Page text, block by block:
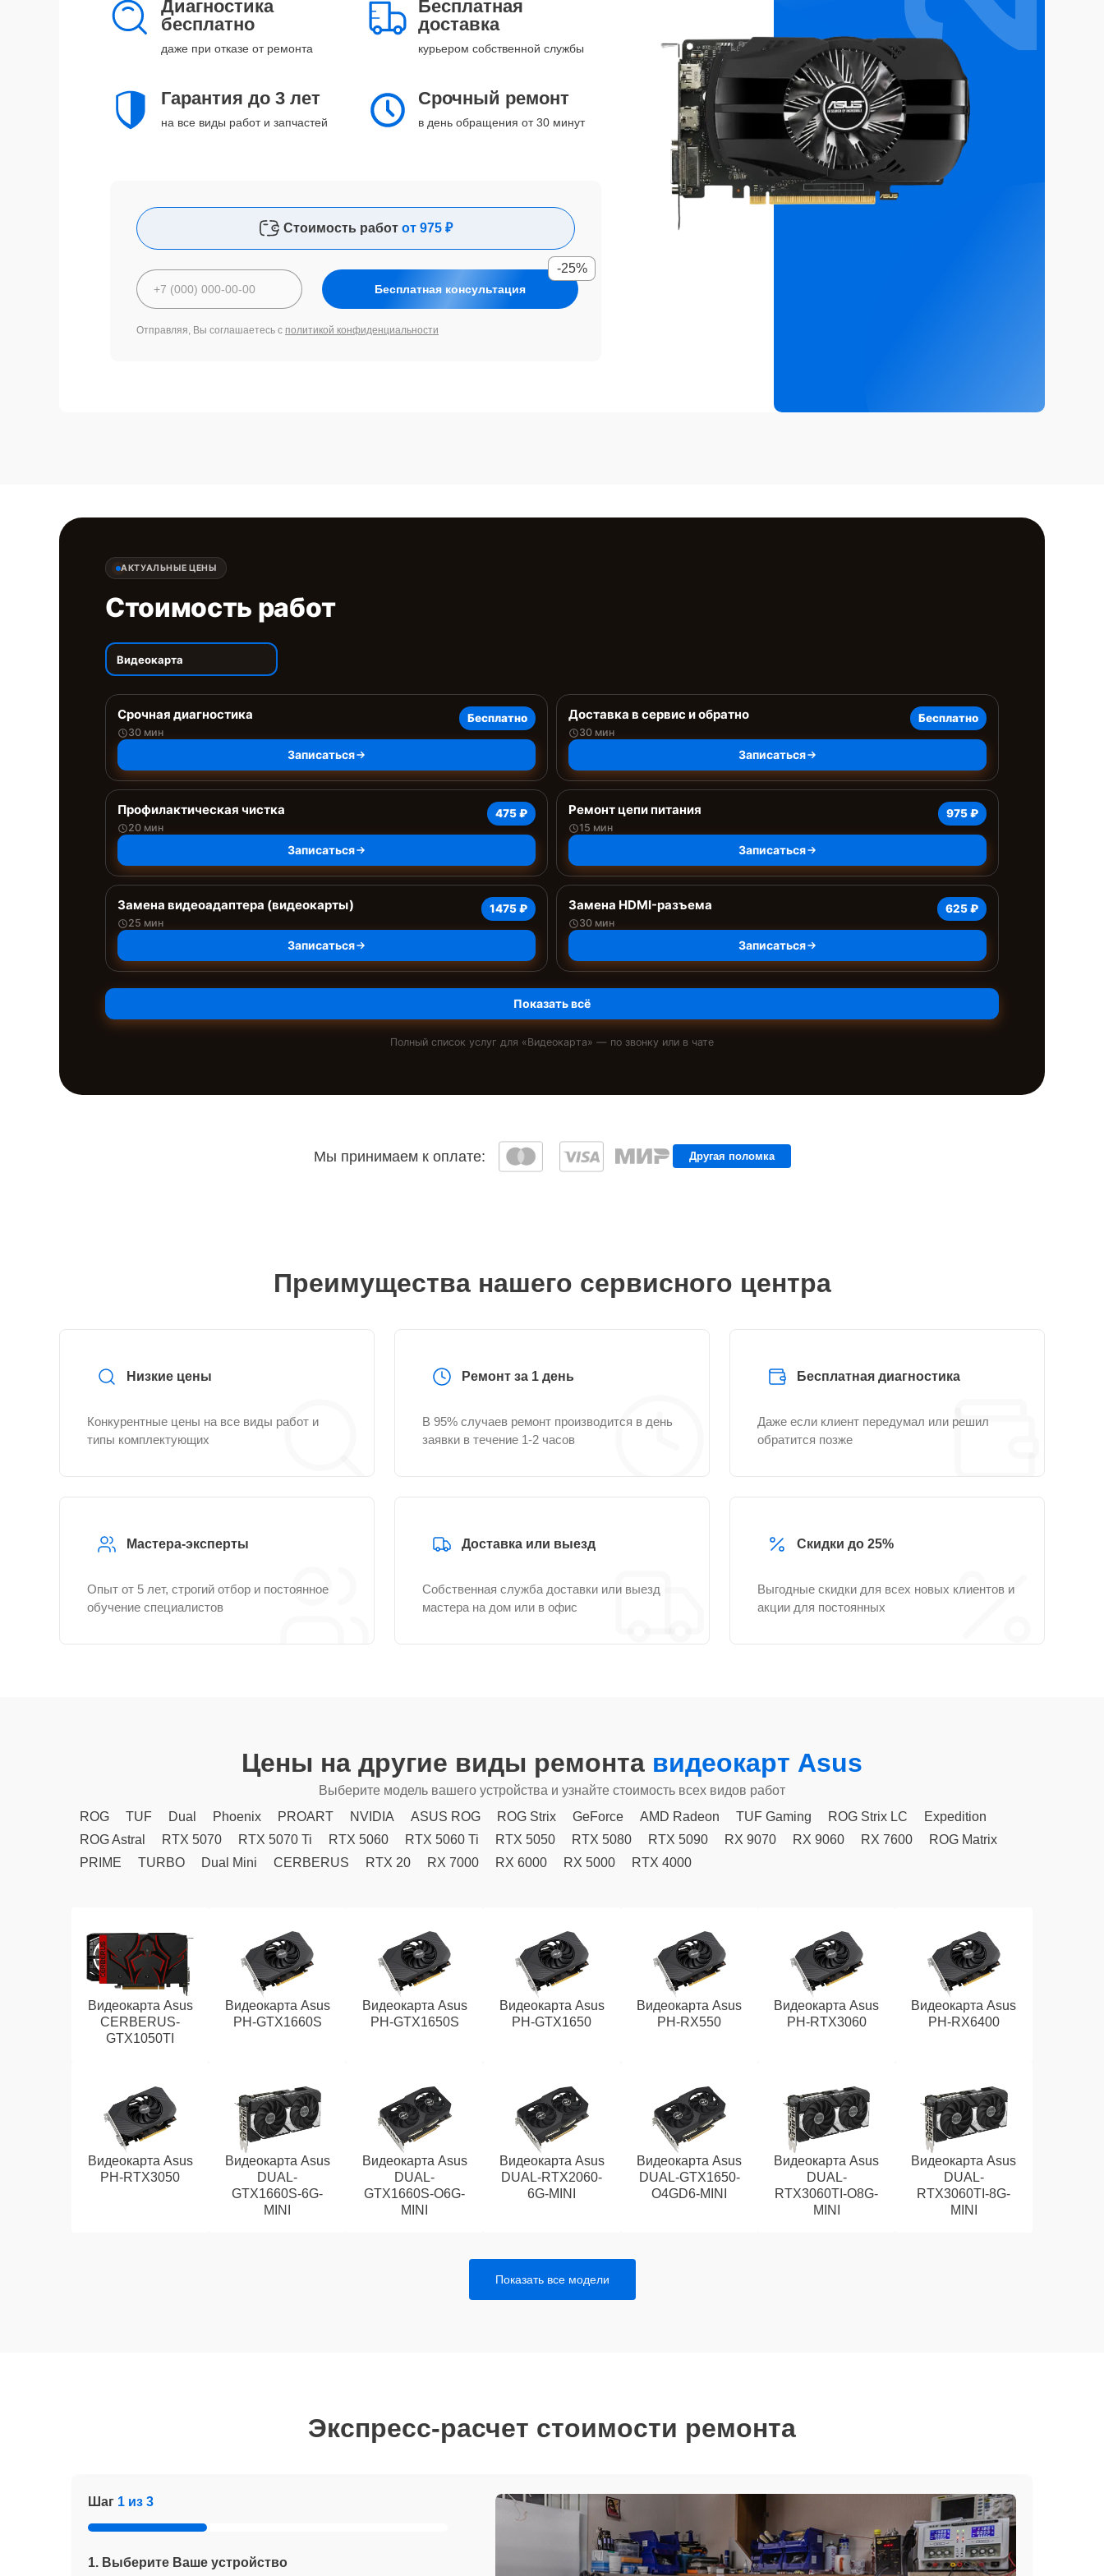
Диагностика
бесплатно
даже при отказе от ремонта
Бесплатная
доставка
курьером собственной службы
Гарантия до 3 лет
на все виды работ и запчастей
Срочный ремонт
в день обращения от 30 минут
Стоимость работ от 975 ₽
Бесплатная консультация
-25%
Отправляя, Вы соглашаетесь с политикой конфиденциальности
АКТУАЛЬНЫЕ ЦЕНЫ
Стоимость работ
Видеокарта
Срочная диагностика
30 мин
Бесплатно
Записаться
Доставка в сервис и обратно
30 мин
Бесплатно
Записаться
Профилактическая чистка
20 мин
475 ₽
Записаться
Ремонт цепи питания
15 мин
975 ₽
Записаться
Замена видеоадаптера (видеокарты)
25 мин
1475 ₽
Записаться
Замена HDMI-разъема
30 мин
625 ₽
Записаться
Показать всё
Полный список услуг для «Видеокарта» — по звонку или в чате
Мы принимаем к оплате: Другая поломка
Преимущества нашего сервисного центра
Низкие цены
Конкурентные цены на все виды работ и
типы комплектующих
Ремонт за 1 день
В 95% случаев ремонт производится в день
заявки в течение 1-2 часов
Бесплатная диагностика
Даже если клиент передумал или решил
обратится позже
Мастера-эксперты
Опыт от 5 лет, строгий отбор и постоянное
обучение специалистов
Доставка или выезд
Собственная служба доставки или выезд
мастера на дом или в офис
Скидки до 25%
Выгодные скидки для всех новых клиентов и
акции для постоянных
Цены на другие виды ремонта видеокарт Asus
Выберите модель вашего устройства и узнайте стоимость всех видов работ
ROG
TUF Dual Phoenix PROART NVIDIA ASUS ROG ROG Strix GeForce AMD Radeon TUF Gaming ROG Strix LC
Expedition
ROG Astral
RTX 5070 RTX 5070 Ti RTX 5060 RTX 5060 Ti RTX 5050 RTX 5080 RTX 5090 RX 9070 RX 9060 RX 7600
ROG Matrix
PRIME
TURBO Dual Mini CERBERUS RTX 20 RX 7000 RX 6000 RX 5000 RTX 4000
Видеокарта Asus
CERBERUS-
GTX1050TI
Видеокарта Asus
PH-GTX1660S
Видеокарта Asus
PH-GTX1650S
Видеокарта Asus
PH-GTX1650
Видеокарта Asus
PH-RX550
Видеокарта Asus
PH-RTX3060
Видеокарта Asus
PH-RX6400
Видеокарта Asus
PH-RTX3050
Видеокарта Asus
DUAL-
GTX1660S-6G-
MINI
Видеокарта Asus
DUAL-
GTX1660S-O6G-
MINI
Видеокарта Asus
DUAL-RTX2060-
6G-MINI
Видеокарта Asus
DUAL-GTX1650-
O4GD6-MINI
Видеокарта Asus
DUAL-
RTX3060TI-O8G-
MINI
Видеокарта Asus
DUAL-
RTX3060TI-8G-
MINI
Показать все модели
Экспресс-расчет стоимости ремонта
Шаг 1 из 3
1. Выберите Ваше устройство